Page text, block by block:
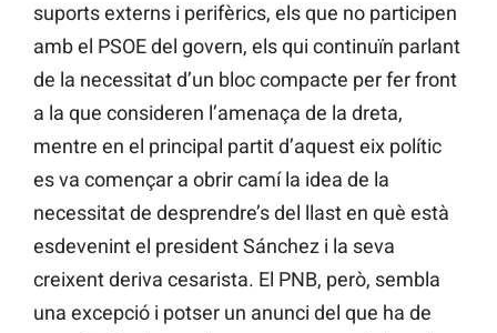
suports externs i perifèrics, els que no participen
amb el PSOE del govern, els qui continuïn parlant
de la necessitat d’un bloc compacte per fer front
a la que consideren l’amenaça de la dreta,
mentre en el principal partit d’aquest eix polític
es va començar a obrir camí la idea de la
necessitat de desprendre’s del llast en què està
esdevenint el president Sánchez i la seva
creixent deriva cesarista. El PNB, però, sembla
una excepció i potser un anunci del que ha de